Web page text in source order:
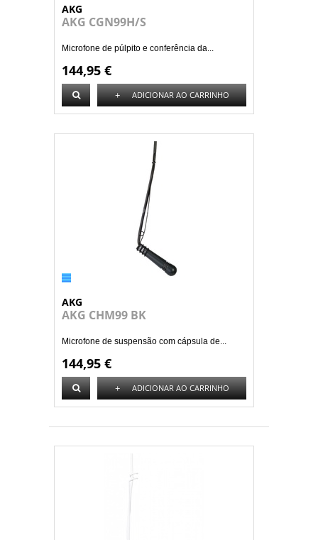
AKG
AKG CGN99H/S
Microfone de púlpito e conferência da...
144,95 €
+ ADICIONAR AO CARRINHO
AKG
AKG CHM99 BK
Microfone de suspensão com cápsula de...
144,95 €
+ ADICIONAR AO CARRINHO